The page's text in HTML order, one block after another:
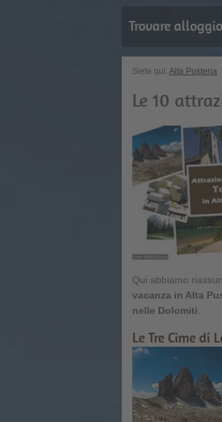
Trovare
Siete qui: Alta Pusteria
Le 10
Qui abbiamo
vacanza in Alta
nelle Dolomiti
Le Tre Cime di